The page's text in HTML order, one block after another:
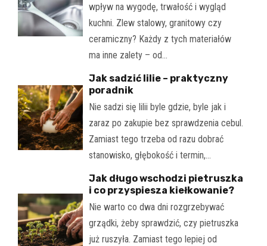
wpływ na wygodę, trwałość i wygląd
kuchni. Zlew stalowy, granitowy czy
ceramiczny? Każdy z tych materiałów
ma inne zalety – od…
Jak sadzić lilie – praktyczny
poradnik
Nie sadzi się lilii byle gdzie, byle jak i
zaraz po zakupie bez sprawdzenia cebul.
Zamiast tego trzeba od razu dobrać
stanowisko, głębokość i termin,…
Jak długo wschodzi pietruszka
i co przyspiesza kiełkowanie?
Nie warto co dwa dni rozgrzebywać
grządki, żeby sprawdzić, czy pietruszka
już ruszyła. Zamiast tego lepiej od